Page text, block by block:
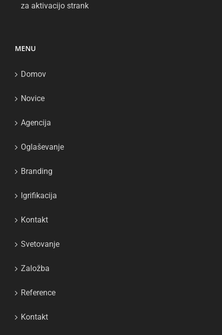
za aktivacijo strank
MENU
Domov
Novice
Agencija
Oglaševanje
Branding
Igrifikacija
Kontakt
Svetovanje
Založba
Reference
Kontakt